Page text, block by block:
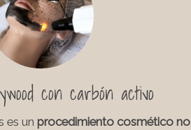
con carbón activo
es un procedimiento cosmético no